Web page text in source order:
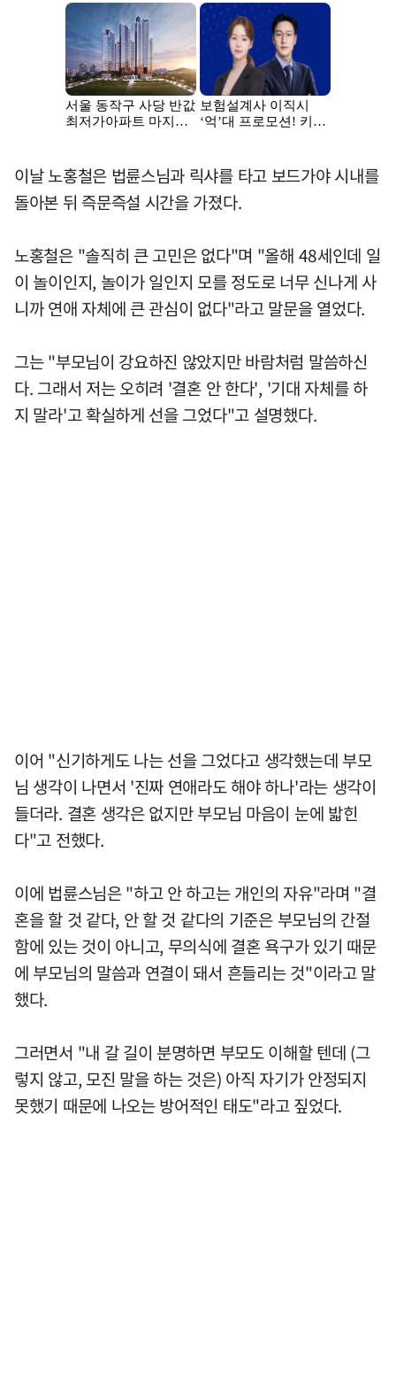
이날 노홍철은 법륜스님과 릭샤를 타고 보드가야 시내를
돌아본 뒤 즉문즉설 시간을 가졌다.
노홍철은 "솔직히 큰 고민은 없다"며 "올해 48세인데 일
이 놀이인지, 놀이가 일인지 모를 정도로 너무 신나게 사
니까 연애 자체에 큰 관심이 없다"라고 말문을 열었다.
그는 "부모님이 강요하진 않았지만 바람처럼 말씀하신
다. 그래서 저는 오히려 '결혼 안 한다', '기대 자체를 하
지 말라'고 확실하게 선을 그었다"고 설명했다.
이어 "신기하게도 나는 선을 그었다고 생각했는데 부모
님 생각이 나면서 '진짜 연애라도 해야 하나'라는 생각이
들더라. 결혼 생각은 없지만 부모님 마음이 눈에 밟힌
다"고 전했다.
이에 법륜스님은 "하고 안 하고는 개인의 자유"라며 "결
혼을 할 것 같다, 안 할 것 같다의 기준은 부모님의 간절
함에 있는 것이 아니고, 무의식에 결혼 욕구가 있기 때문
에 부모님의 말씀과 연결이 돼서 흔들리는 것"이라고 말
했다.
그러면서 "내 갈 길이 분명하면 부모도 이해할 텐데 (그
렇지 않고, 모진 말을 하는 것은) 아직 자기가 안정되지
못했기 때문에 나오는 방어적인 태도"라고 짚었다.